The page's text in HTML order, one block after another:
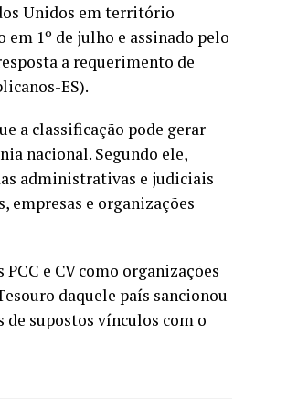
Unidos em território
1º de julho e assinado pelo
a requerimento de
ES).
a classificação pode gerar
nacional. Segundo ele,
administrativas e judiciais
e organizações
e CV como organizações
daquele país sancionou
de supostos vínculos com o